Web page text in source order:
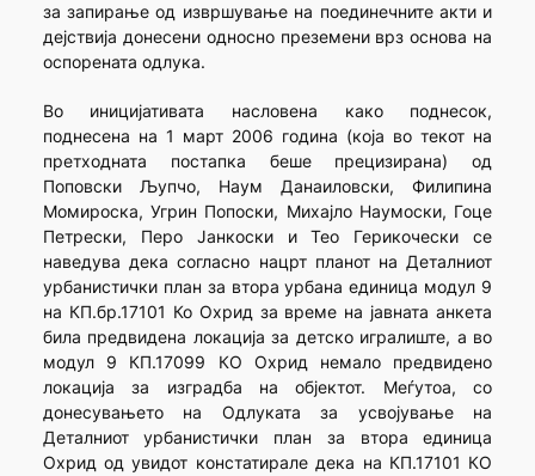
за запирање од извршување на поединечните акти и
дејствија донесени односно преземени врз основа на
оспорената одлука.
Во иницијативата насловена како поднесок,
поднесена на 1 март 2006 година (која во текот на
претходната постапка беше прецизирана) од
Поповски Љупчо, Наум Данаиловски, Филипина
Момироска, Угрин Попоски, Михајло Наумоски, Гоце
Петрески, Перо Јанкоски и Тео Герикочески се
наведува дека согласно нацрт планот на Деталниот
урбанистички план за втора урбана единица модул 9
на КП.бр.17101 Ко Охрид за време на јавната анкета
била предвидена локација за детско игралиште, а во
модул 9 КП.17099 КО Охрид немало предвидено
локација за изградба на објектот. Меѓутоа, со
донесувањето на Одлуката за усвојување на
Деталниот урбанистички план за втора единица
Охрид од увидот констатирале дека на КП.17101 КО